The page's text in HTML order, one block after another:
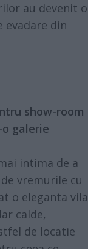
au devenit o
din
show-room
galerie
intima de a
vremurile cu
o eleganta vila
calde,
de locatie